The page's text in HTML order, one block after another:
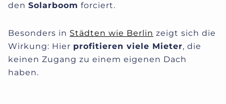
den Solarboom forciert.
Besonders in Städten wie Berlin zeigt sich die
Wirkung: Hier profitieren viele Mieter, die
keinen Zugang zu einem eigenen Dach
haben.